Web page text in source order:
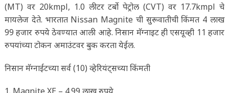
(MT) वर 20kmpl, 1.0 लीटर टर्बो पेट्रोल (CVT) वर 17.7kmpl चे
मायलेज देते. भारतात Nissan Magnite ची सुरूवातीची किंमत 4 लाख
99 हजार रुपये ठेवण्यात आली आहे. निसान मॅग्नाइट ही एसयूव्ही 11 हजार
रुपयांच्या टोकन अमाउंटवर बुक करता येईल.
निसान मॅग्नाईटच्या सर्व (10) व्हेरियंट्सच्या किंमती